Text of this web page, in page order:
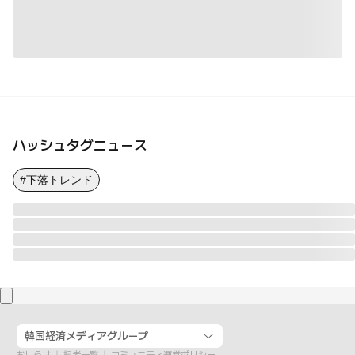
ハッシュタグニュース
#下落トレンド
韓国経済メディアグループ